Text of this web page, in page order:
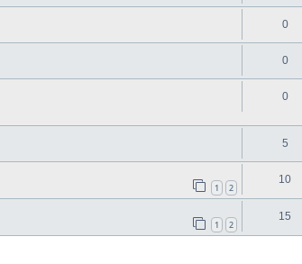
0
0
0
5
1 2
10
1 2
15